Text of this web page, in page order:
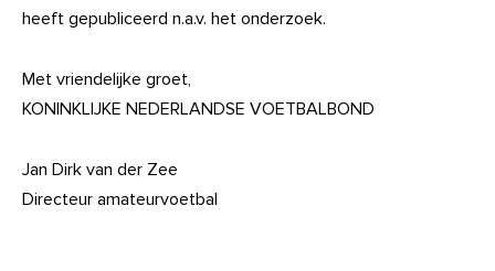
heeft gepubliceerd n.a.v. het onderzoek.
Met vriendelijke groet,
KONINKLIJKE NEDERLANDSE VOETBALBOND
Jan Dirk van der Zee
Directeur amateurvoetbal